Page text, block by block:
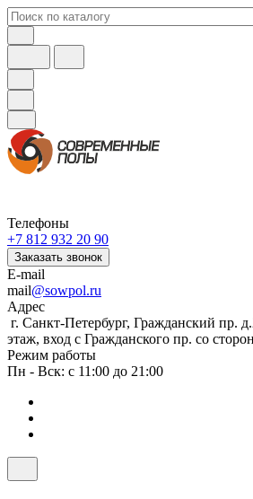
Телефоны
+7 812 932 20 90
Заказать звонок
E-mail
mail@sowpol.ru
Адрес
г. Санкт-Петербург, Гражданский пр.
этаж, вход с Гражданского пр. со
Режим работы
Пн - Вск: с 11:00 до 21:00